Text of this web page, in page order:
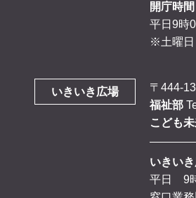
開庁時間
平日9時
※土曜
いきいき広場
〒444-
福祉部
こども
いきい
平日 9